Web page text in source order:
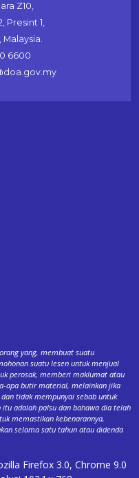
Z10,
Presint 1,
6600
yang, membuat suatu
suatu lesen untuk menjual
perosak, memberi maklumat atau
apa butir material, melainkan jika
tidak mempunyai sebab untuk
adalah palsu dan bahawa dia telah
memastikan kebenarannya,
selama satu tahun atau didenda
Firefox 3.0, Chrome 9.0